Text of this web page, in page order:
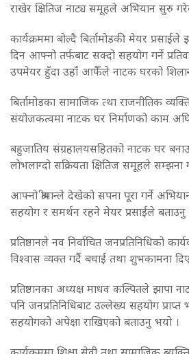
राखेर क्षितिज नाट्य समूहले अभियान सुरु
कार्यक्रममा बोल्दै बिर्तामोडकी मेयर
दिन आफ्नो तर्फबाट सक्दो सहयोग गर्ने
उपमेयर हुँदा उहाँ आफैँले नाटक घरको
बिर्तामोडका सामाजिक त्था राजनीतिक
संयोजकत्वमा नाटक घर निर्माणको काम
बहुजातिय संग्रहालयसहितको नाटक घर
लोभलाग्दो सक्रियता क्षितिज समूहले सम्झना
आफ्नो श्रीमान्ले देखेको सपना पूरा गर्ने
सहयोग र समर्थन रहने मेयर प्रसाईले बताउनु
प्रतिष्ठानले नव निर्वाचित जनप्रतिनिधिको
विश्वास व्यक्त गर्दै बधाई तथा शुभकामना
प्रतिष्ठानका अध्यक्ष माधव कल्पितले झापा
पनि जनप्रतिनिधिबाट उल्लेख्य सहयोग
सहयोगको अपेक्षा राखिएको बताउनु भयो ।